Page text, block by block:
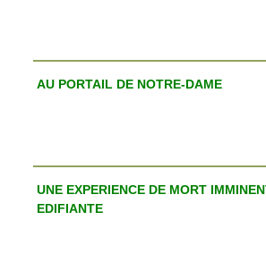
AU PORTAIL DE NOTRE-DAME
UNE EXPERIENCE DE MORT
EDIFIANTE